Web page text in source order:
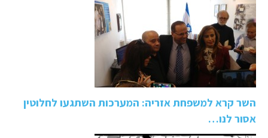
השר קרא למשפחת אזריה: המערכות השתגעו לחלוטין
אסור לנו…